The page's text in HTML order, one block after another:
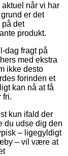
når vi har
er det
det
produkt.
dag fragt på
med ekstra
ikke desto
forinden et
kan nå at få
fri.
kun ifald der
du udse dig den
– ligegyldigt
– vil være at